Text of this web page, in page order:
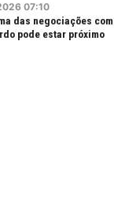
07:10
das negociações com
pode estar próximo